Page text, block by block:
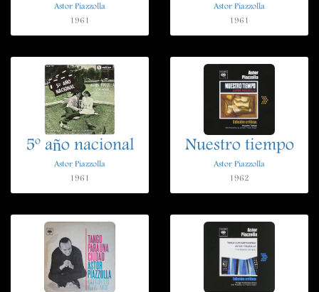
Astor Piazzolla
1961
Astor Piazzolla
1961
5º año nacional
Astor Piazzolla
1961
Nuestro tiempo
Astor Piazzolla
1962